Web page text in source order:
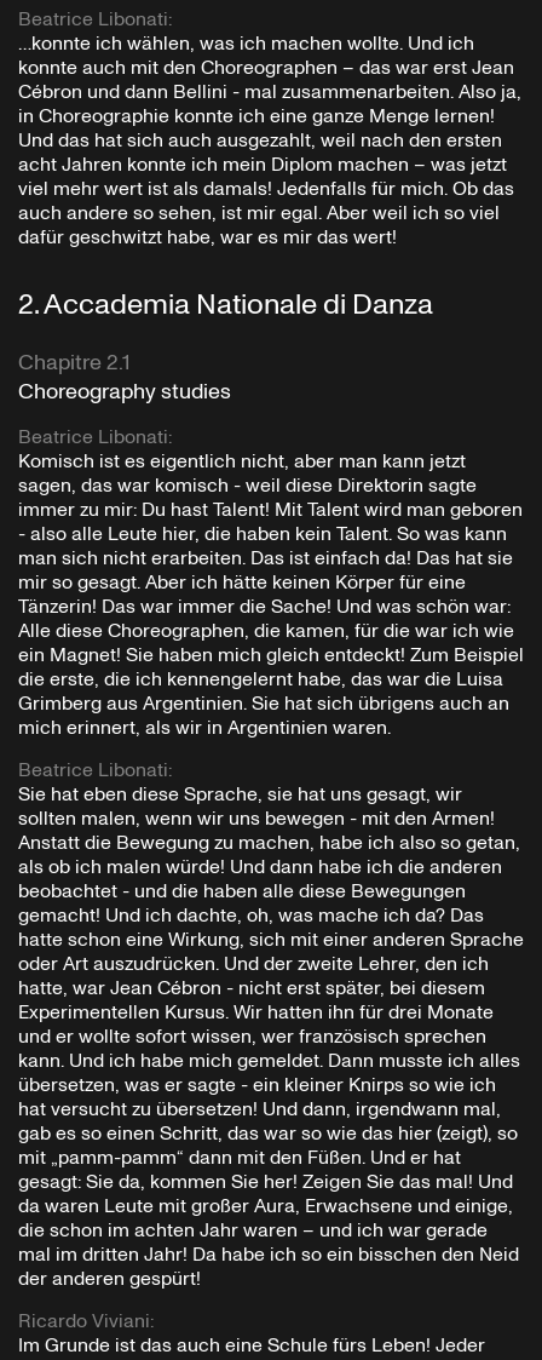
Beatrice Libonati:
…konnte ich wählen, was ich machen wollte. Und ich
konnte auch mit den Choreographen – das war erst Jean
Cébron und dann Bellini - mal zusammenarbeiten. Also ja,
in Choreographie konnte ich eine ganze Menge lernen!
Und das hat sich auch ausgezahlt, weil nach den ersten
acht Jahren konnte ich mein Diplom machen – was jetzt
viel mehr wert ist als damals! Jedenfalls für mich. Ob das
auch andere so sehen, ist mir egal. Aber weil ich so viel
dafür geschwitzt habe, war es mir das wert!
2.Accademia Nationale di Danza
Chapitre 2.1
Choreography studies
Beatrice Libonati:
Komisch ist es eigentlich nicht, aber man kann jetzt
sagen, das war komisch - weil diese Direktorin sagte
immer zu mir: Du hast Talent! Mit Talent wird man geboren
- also alle Leute hier, die haben kein Talent. So was kann
man sich nicht erarbeiten. Das ist einfach da! Das hat sie
mir so gesagt. Aber ich hätte keinen Körper für eine
Tänzerin! Das war immer die Sache! Und was schön war:
Alle diese Choreographen, die kamen, für die war ich wie
ein Magnet! Sie haben mich gleich entdeckt! Zum Beispiel
die erste, die ich kennengelernt habe, das war die Luisa
Grimberg aus Argentinien. Sie hat sich übrigens auch an
mich erinnert, als wir in Argentinien waren.
Beatrice Libonati:
Sie hat eben diese Sprache, sie hat uns gesagt, wir
sollten malen, wenn wir uns bewegen - mit den Armen!
Anstatt die Bewegung zu machen, habe ich also so getan,
als ob ich malen würde! Und dann habe ich die anderen
beobachtet - und die haben alle diese Bewegungen
gemacht! Und ich dachte, oh, was mache ich da? Das
hatte schon eine Wirkung, sich mit einer anderen Sprache
oder Art auszudrücken. Und der zweite Lehrer, den ich
hatte, war Jean Cébron - nicht erst später, bei diesem
Experimentellen Kursus. Wir hatten ihn für drei Monate
und er wollte sofort wissen, wer französisch sprechen
kann. Und ich habe mich gemeldet. Dann musste ich alles
übersetzen, was er sagte - ein kleiner Knirps so wie ich
hat versucht zu übersetzen! Und dann, irgendwann mal,
gab es so einen Schritt, das war so wie das hier (zeigt), so
mit „pamm-pamm“ dann mit den Füßen. Und er hat
gesagt: Sie da, kommen Sie her! Zeigen Sie das mal! Und
da waren Leute mit großer Aura, Erwachsene und einige,
die schon im achten Jahr waren – und ich war gerade
mal im dritten Jahr! Da habe ich so ein bisschen den Neid
der anderen gespürt!
Ricardo Viviani:
Im Grunde ist das auch eine Schule fürs Leben! Jeder